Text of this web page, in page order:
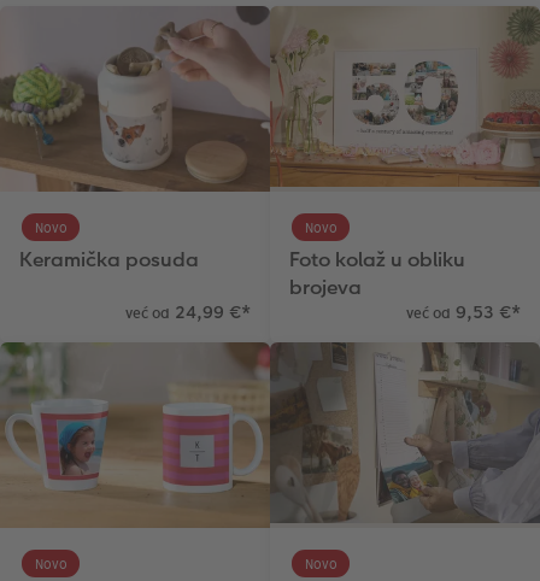
Keramička posuda
Novo
već od 24,99 €*
Foto kolaž u obliku
brojeva
Novo
već od 9,53 €*
Novo Novo